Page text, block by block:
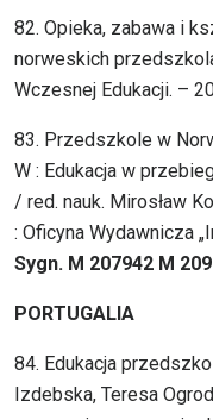
82. Opieka, zabawa i
norweskich
Wczesnej Edukacji. –
83. Przedszkole w
W : Edukacja w
/ red. nauk. Mirosław
: Oficyna Wydawnicza
Sygn. M 207942 M
PORTUGALIA
84. Edukacja
Izdebska, Teresa